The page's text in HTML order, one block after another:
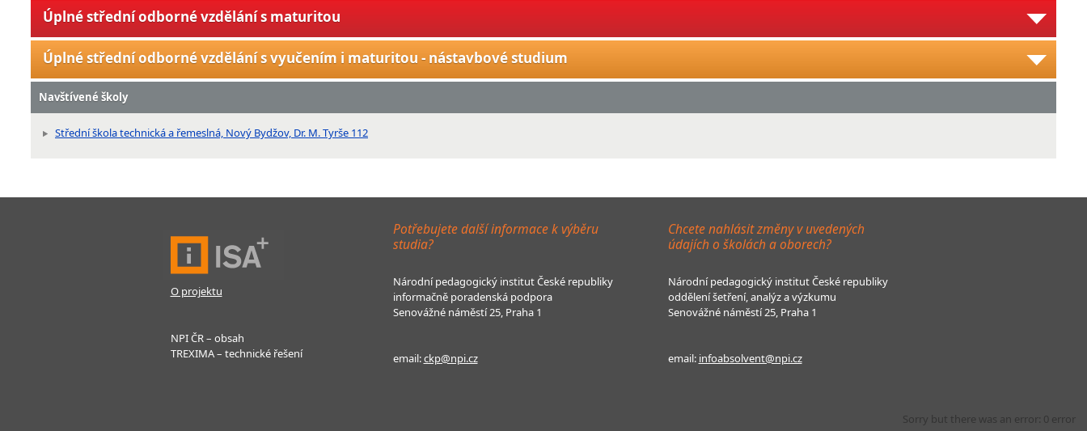
Úplné střední odborné vzdělání s maturitou
Úplné střední odborné vzdělání s vyučením i maturitou - nástavbové studium
Navštívené školy
Střední škola technická a řemeslná, Nový Bydžov, Dr. M. Tyrše 112
Sorry but there was an error: 0 error
O projektu
NPI ČR – obsah
TREXIMA – technické řešení
Potřebujete další informace k výběru
studia?
Národní pedagogický institut České republiky
informačně poradenská podpora
Senovážné náměstí 25, Praha 1
email:ckp@npi.cz
Chcete nahlásit změny v uvedených
údajích o školách a oborech?
Národní pedagogický institut České republiky
oddělení šetření, analýz a výzkumu
Senovážné náměstí 25, Praha 1
email: infoabsolvent@npi.cz